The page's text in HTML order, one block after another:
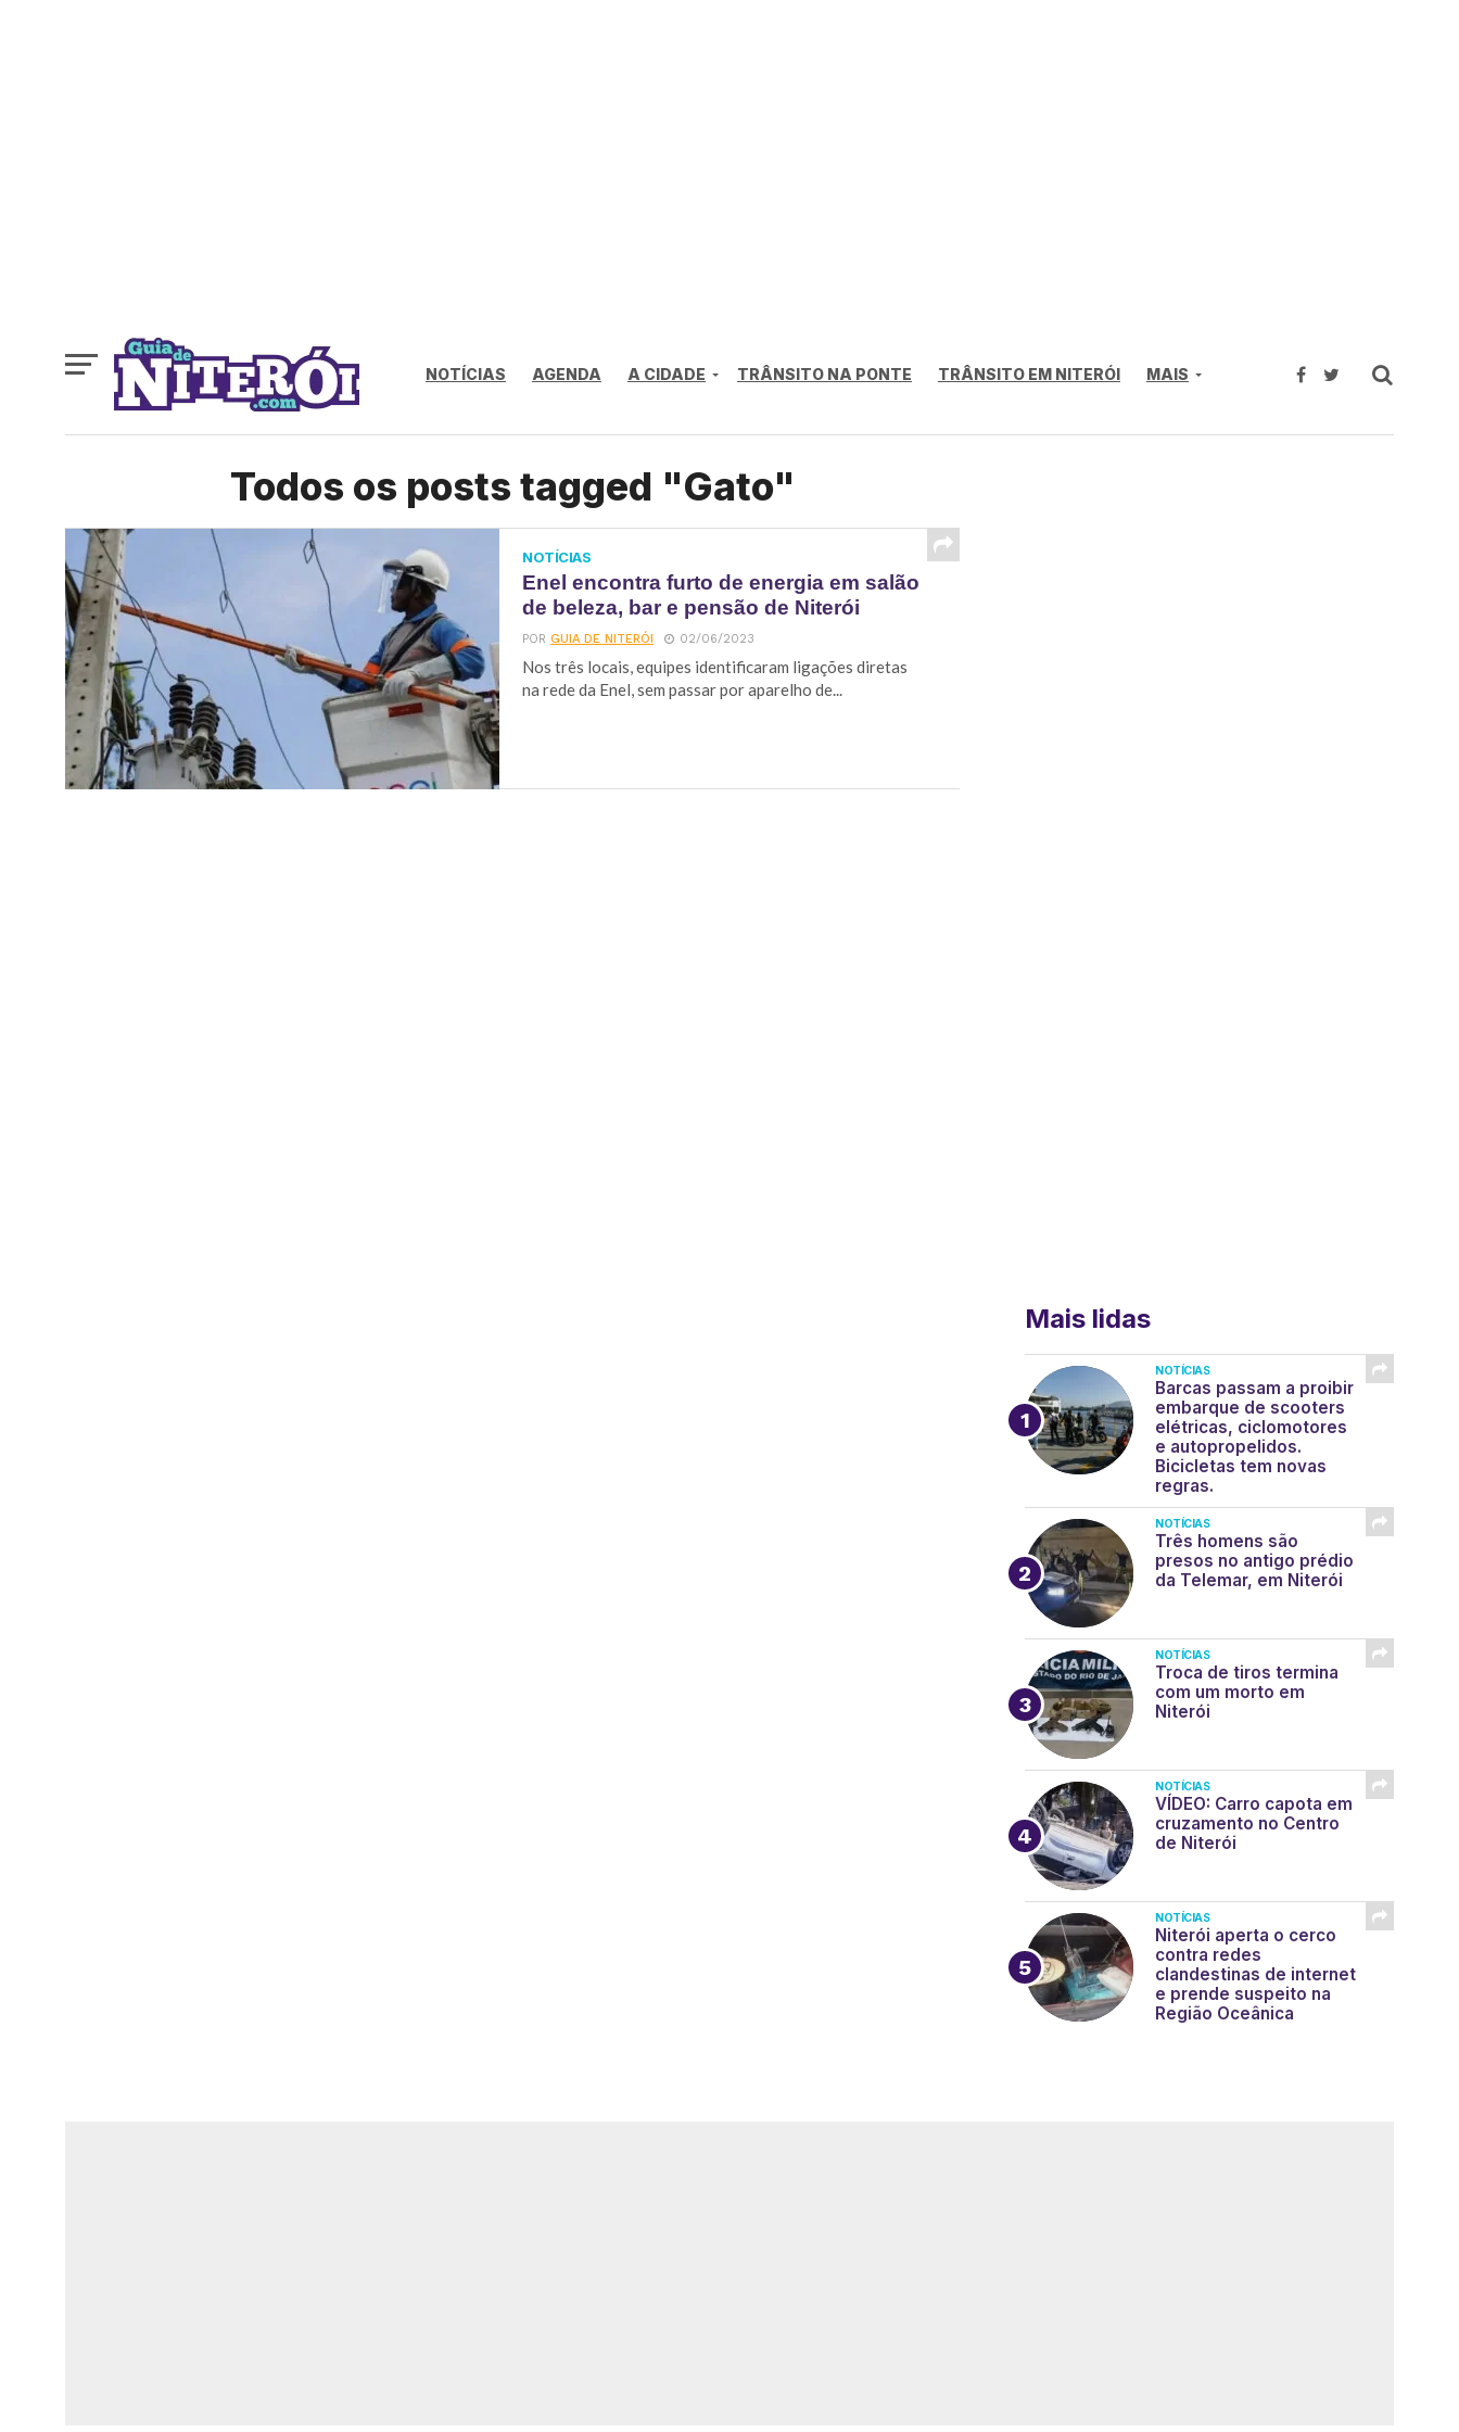
NOTÍCIAS AGENDA A CIDADE TRÂNSITO NA PONTE TRÂNSITO EM NITERÓI MAIS
Todos os posts tagged "Gato"
NOTÍCIAS
Enel encontra furto de energia em salão
de beleza, bar e pensão de Niterói
PORGUIA DE NITERÓI 02/06/2023
Nos três locais, equipes identificaram ligações diretas
na rede da Enel, sem passar por aparelho de...
Mais lidas
NOTÍCIAS
Barcas passam a proibir
embarque de scooters
elétricas, ciclomotores
e autopropelidos.
Bicicletas tem novas
regras.
NOTÍCIAS
Três homens são
presos no antigo prédio
da Telemar, em Niterói
NOTÍCIAS
Troca de tiros termina
com um morto em
Niterói
NOTÍCIAS
VÍDEO: Carro capota em
cruzamento no Centro
de Niterói
NOTÍCIAS
Niterói aperta o cerco
contra redes
clandestinas de internet
e prende suspeito na
Região Oceânica